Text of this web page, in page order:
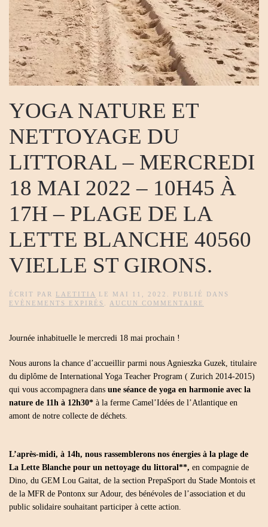
YOGA NATURE ET
NETTOYAGE DU
LITTORAL – MERCREDI
18 MAI 2022 – 10H45 À
17H – PLAGE DE LA
LETTE BLANCHE 40560
VIELLE ST GIRONS.
ÉCRIT PAR LAETITIA LE MAI 11, 2022
. PUBLIÉ DANS
EVÈNEMENTS EXPIRÉS
AUCUN COMMENTAIRE
–
MERCREDI
MAI
2022
PLAGE
LETTE
BLANCHE
Journée inhabituelle le mercredi 18 mai prochain !
Nous aurons la chance d’accueillir parmi nous Agnieszka Guzek, titulaire
du diplôme de International Yoga Teacher Program ( Zurich 2014-2015)
qui vous accompagnera dans une séance de yoga en harmonie avec la
nature de 11h à 12h30* à la ferme Camel’Idées de l’Atlantique en
amont de notre collecte de déchets.
L’après-midi, à 14h, nous rassemblerons nos énergies à la plage de
La Lette Blanche pour un nettoyage du littoral**, en compagnie de
Dino, du GEM Lou Gaitat, de la section PrepaSport du Stade Montois et
de la MFR de Pontonx sur Adour, des bénévoles de l’association et du
public solidaire souhaitant participer à cette action.